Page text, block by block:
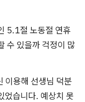
5.1절 노동절 연휴
수 있을까 걱정이 많
이용해 선생님 덕분
었습니다. 예상치 못